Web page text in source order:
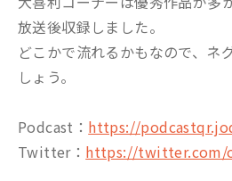
放送後収録しました。
どこかで流れるかもなので、ネ
しょう。
Podcast： https://
Twitter： https://twitter.com/